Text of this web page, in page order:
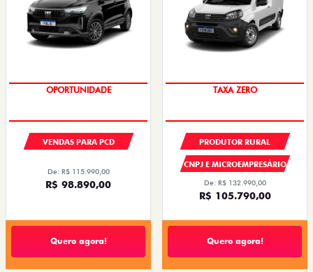
OPORTUNIDADE
VENDAS PARA PCD
De: R$ 115.990,00
R$ 98.890,00
Quero agora!
TAXA ZERO
PRODUTOR RURAL
CNPJ E MICROEMPRESÁRIO
De: R$ 132.990,00
R$ 105.790,00
Quero agora!